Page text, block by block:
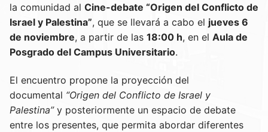
la comunidad al Cine-debate “Origen del Conflicto de
Israel y Palestina”, que se llevará a cabo el jueves 6
de noviembre, a partir de las 18:00 h, en el Aula de
Posgrado del Campus Universitario.
El encuentro propone la proyección del
documental “Origen del Conflicto de Israel y
Palestina”y posteriormente un espacio de debate
entre los presentes, que permita abordar diferentes